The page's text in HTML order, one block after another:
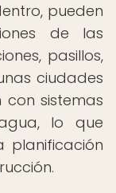
pueden
de las
pasillos,
ciudades
sistemas
lo que
planificación